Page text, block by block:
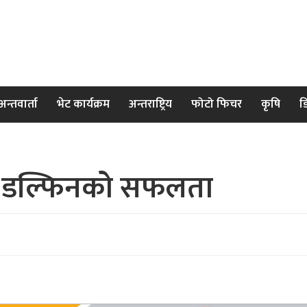
भेट कार्यक्रम अन्तराष्ट्रिय फोटो फिचर कृषि
डल्फिनको सफलता